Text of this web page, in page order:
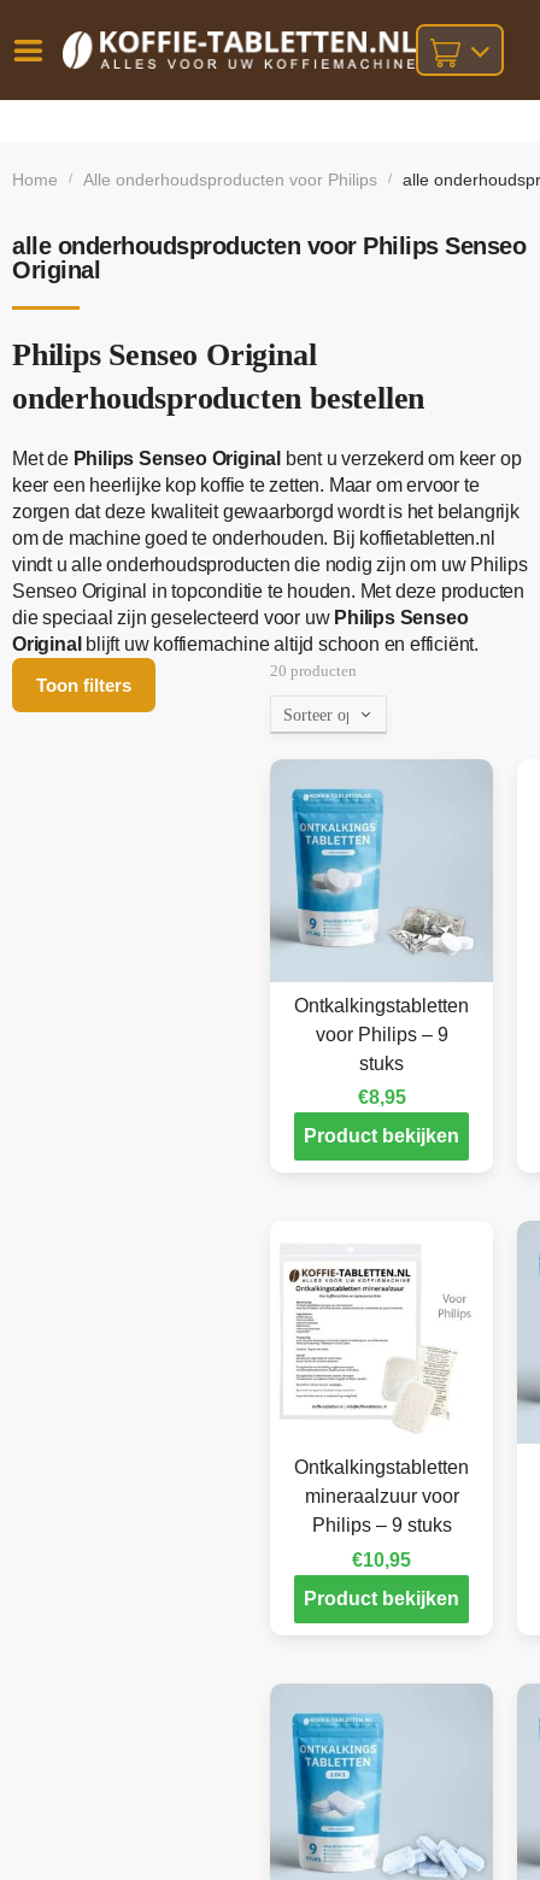
besteld,
bij orders
Home / Alle onderhoudsproducten voor Philips / alle
alle onderhoudsproducten voor Philips Senseo
Original
Philips Senseo Original
onderhoudsproducten bestellen
Met de Philips Senseo Original bent u verzekerd om keer op
keer een heerlijke kop koffie te zetten. Maar om ervoor te
zorgen dat deze kwaliteit gewaarborgd wordt is het belangrijk
om de machine goed te onderhouden. Bij koffietabletten.nl
vindt u alle onderhoudsproducten die nodig zijn om uw Philips
Senseo Original in topconditie te houden. Met deze producten
die speciaal zijn geselecteerd voor uw Philips Senseo
Original blijft uw koffiemachine altijd schoon en efficiënt.
Toon filters
20 producten
Ontkalkingstabletten
voor Philips – 9
stuks
€8,95
Product bekijken
Ontkalkingstabletten
mineraalzuur voor
Philips – 9 stuks
€10,95
Product bekijken